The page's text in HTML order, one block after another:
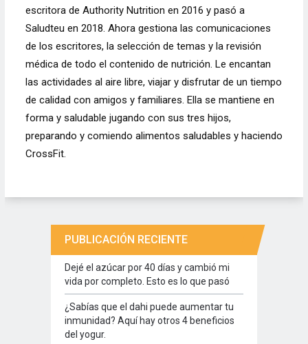
escritora de Authority Nutrition en 2016 y pasó a
Saludteu en 2018. Ahora gestiona las comunicaciones
de los escritores, la selección de temas y la revisión
médica de todo el contenido de nutrición. Le encantan
las actividades al aire libre, viajar y disfrutar de un tiempo
de calidad con amigos y familiares. Ella se mantiene en
forma y saludable jugando con sus tres hijos,
preparando y comiendo alimentos saludables y haciendo
CrossFit.
PUBLICACIÓN RECIENTE
Dejé el azúcar por 40 días y cambió mi
vida por completo. Esto es lo que pasó
¿Sabías que el dahi puede aumentar tu
inmunidad? Aquí hay otros 4 beneficios
del yogur.